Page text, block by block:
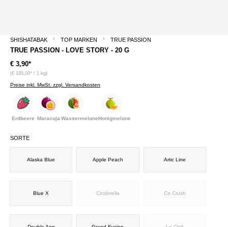
SHISHATABAK TOP MARKEN TRUE PASSION
TRUE PASSION - LOVE STORY - 20 G
€ 3,90*
(€ 195,00* / 1 kg)
Preise inkl. MwSt. zzgl. Versandkosten
Erdbeere Maracuja WassermeloneHonigmelone
SORTE
Alaska Blue Apple Peach Artic Line
Blue X Cinderella Co Crush